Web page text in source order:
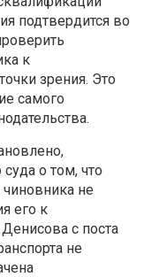
подтвердится во
к
зрения. Это
самого
о том, что
не
его к
с поста
не